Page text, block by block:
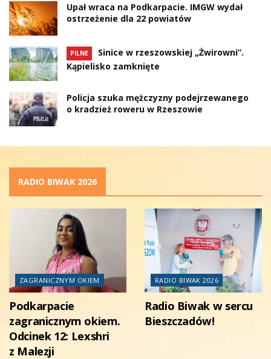
Upał wraca na Podkarpacie. IMGW wydał
ostrzeżenie dla 22 powiatów
PILNE
Sinice w rzeszowskiej „Żwirowni”.
Kąpielisko zamknięte
Policja szuka mężczyzny podejrzewanego
o kradzież roweru w Rzeszowie
RADIO BIWAK 2026
ZAGRANICZNYM OKIEM
Podkarpacie
zagranicznym okiem.
Odcinek 12: Lexshri
z Malezji
RADIO BIWAK 2026
Radio Biwak w sercu
Bieszczadów!